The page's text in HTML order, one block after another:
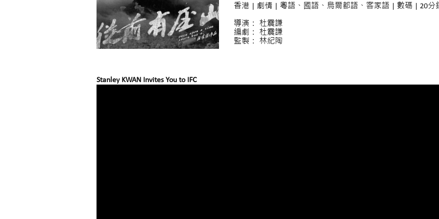
香港 | 劇情 | 粵語、國語、烏爾都語、客家語 | 數碼 | 20分
導演： 杜震謙
編劇： 杜震謙
監製： 林紀陶
Stanley KWAN Invites You to IFC